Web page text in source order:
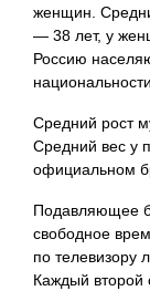
женщин.
— 38 лет, у
Россию
Средний рост
Средний вес у
официальном
Подавляющее
свободное
по телевизору
Каждый второй